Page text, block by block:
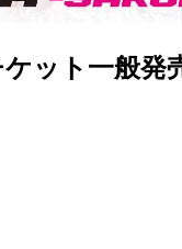
ット一般発